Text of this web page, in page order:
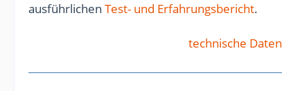
ausführlichen Test- und Erfahrungsbericht.
technische Daten